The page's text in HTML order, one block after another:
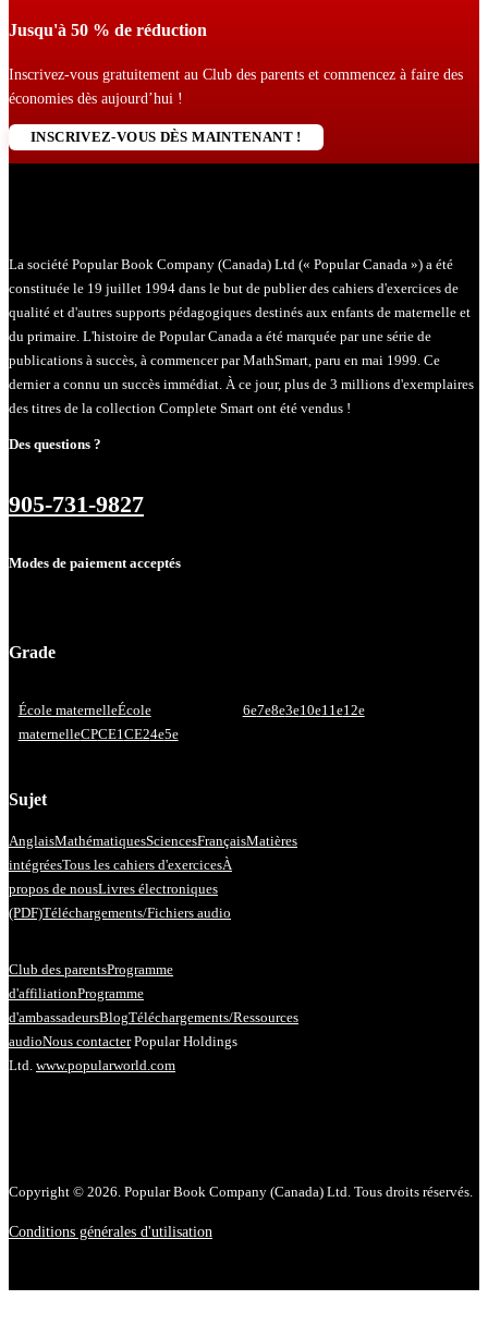
Jusqu'à 50 % de réduction
Inscrivez-vous gratuitement au Club des parents et commencez à faire des
économies dès aujourd’hui !
INSCRIVEZ-VOUS DÈS MAINTENANT !
La société Popular Book Company (Canada) Ltd (« Popular Canada ») a été
constituée le 19 juillet 1994 dans le but de publier des cahiers d'exercices de
qualité et d'autres supports pédagogiques destinés aux enfants de maternelle et
du primaire. L'histoire de Popular Canada a été marquée par une série de
publications à succès, à commencer par MathSmart, paru en mai 1999. Ce
dernier a connu un succès immédiat. À ce jour, plus de 3 millions d'exemplaires
des titres de la collection Complete Smart ont été vendus !
Des questions ?
905-731-9827
Modes de paiement acceptés
Grade
École maternelleÉcole
maternelleCPCE1 CE24e5e
6e7e8e3e10e11e12e
Sujet
AnglaisMathématiquesSciencesFrançaisMatières
intégréesTous les cahiers d'exercicesÀ
propos de nousLivres électroniques
(PDF)Téléchargements/Fichiers audio
Club des parentsProgramme
d'affiliationProgramme
d'ambassadeursBlogTéléchargements/Ressources
audioNous contacter Popular Holdings
Ltd. www.popularworld.com
Copyright © 2026. Popular Book Company (Canada) Ltd. Tous droits réservés.
Conditions générales d'utilisation